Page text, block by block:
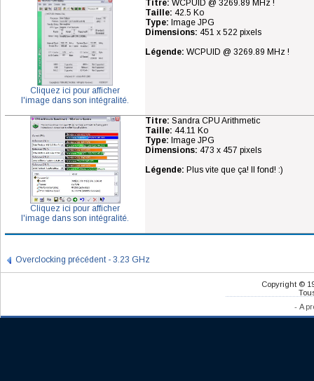
Cliquez ici pour afficher
l'image dans son intégralité.
Titre: WCPUID @ 3269.89 MHz !
Taille: 42.5 Ko
Type: Image JPG
Dimensions: 451 x 522 pixels
Légende: WCPUID @ 3269.89 MHz !
Cliquez ici pour afficher
l'image dans son intégralité.
Titre: Sandra CPU Arithmetic
Taille: 44.11 Ko
Type: Image JPG
Dimensions: 473 x 457 pixels
Légende: Plus vite que ça! Il fond! :)
Overclocking précédent - 3.23 GHz
Copyright ©
- A